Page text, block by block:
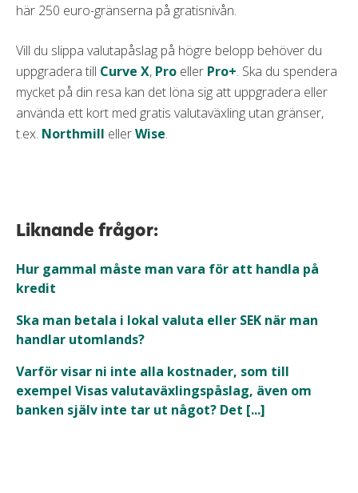
här 250 euro-gränserna på gratisnivån.
Vill du slippa valutapåslag på högre belopp behöver du
uppgradera till Curve X, Pro eller Pro+. Ska du spendera
mycket på din resa kan det löna sig att uppgradera eller
använda ett kort med gratis valutaväxling utan gränser,
t.ex. Northmill ellerWise.
Liknande frågor:
Hur gammal måste man vara för att handla på
kredit
Ska man betala i lokal valuta eller SEK när man
handlar utomlands?
Varför visar ni inte alla kostnader, som till
exempel Visas valutaväxlingspåslag, även om
banken själv inte tar ut något? Det [...]